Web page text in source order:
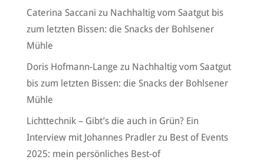
Caterina Saccani zu Nachhaltig vom Saatgut bis
zum letzten Bissen: die Snacks der Bohlsener
Mühle
Doris Hofmann-Lange zu Nachhaltig vom Saatgut
bis zum letzten Bissen: die Snacks der Bohlsener
Mühle
Lichttechnik – Gibt’s die auch in Grün? Ein
Interview mit Johannes Pradlerzu Best of Events
2025: mein persönliches Best-of